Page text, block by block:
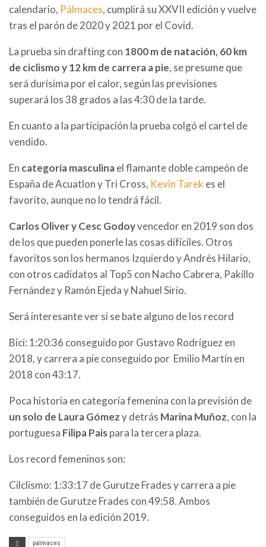
calendario, Pálmaces, cumplirá su XXVII edición y vuelve
tras el parón de 2020 y 2021 por el Covid.
La prueba sin drafting con 1800 m de natación, 60 km
de ciclismo y 12 km de carrera a pie, se presume que
será durísima por el calor, según las previsiones
superará los 38 grados a las 4:30 de la tarde.
En cuanto a la participación la prueba colgó el cartel de
vendido.
En categoría masculinael flamante doble campeón de
España de Acuatlon y Tri Cross, Kevin Tarek es el
favorito, aunque no lo tendrá fácil.
Carlos Oliver y Cesc Godoyvencedor en 2019 son dos
de los que pueden ponerle las cosas difíciles. Otros
favoritos son los hermanos Izquierdo y Andrés Hilario,
con otros cadidatos al Top5 con Nacho Cabrera, Pakillo
Fernández y Ramón Ejeda y Nahuel Sirio.
Será interesante ver si se bate alguno de los record
Bici: 1:20:36 conseguido por Gustavo Rodríguez en
2018, y carrera a pie conseguido por Emilio Martín en
2018 con 43:17.
Poca historia en categoría femenina con la previsión de
un solo de Laura Gómezy detrás Marina Muñoz, con la
portuguesa Filipa Paispara la tercera plaza.
Los record femeninos son:
Cilclismo: 1:33:17 de Gurutze Frades y carrera a pie
también de Gurutze Frades con 49:58. Ambos
conseguidos en la edición 2019.
palmaces